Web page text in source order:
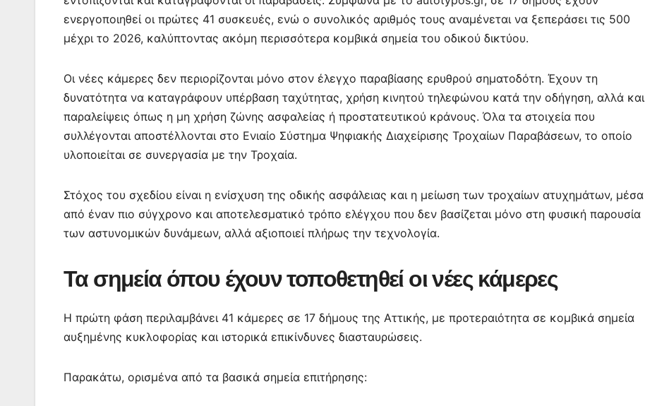
ενεργοποιηθεί οι πρώτες 41 συσκευές, ενώ ο συνολικός αριθμός τους αναμένεται να ξεπεράσει τις 500
μέχρι το 2026, καλύπτοντας ακόμη περισσότερα κομβικά σημεία του οδικού δικτύου.
Οι νέες κάμερες δεν περιορίζονται μόνο στον έλεγχο παραβίασης ερυθρού σηματοδότη. Έχουν τη
δυνατότητα να καταγράφουν υπέρβαση ταχύτητας, χρήση κινητού τηλεφώνου κατά την οδήγηση, αλλά και
παραλείψεις όπως η μη χρήση ζώνης ασφαλείας ή προστατευτικού κράνους. Όλα τα στοιχεία που
συλλέγονται αποστέλλονται στο Ενιαίο Σύστημα Ψηφιακής Διαχείρισης Τροχαίων Παραβάσεων, το οποίο
υλοποιείται σε συνεργασία με την Τροχαία.
Στόχος του σχεδίου είναι η ενίσχυση της οδικής ασφάλειας και η μείωση των τροχαίων ατυχημάτων, μέσα
από έναν πιο σύγχρονο και αποτελεσματικό τρόπο ελέγχου που δεν βασίζεται μόνο στη φυσική παρουσία
των αστυνομικών δυνάμεων, αλλά αξιοποιεί πλήρως την τεχνολογία.
Τα σημεία όπου έχουν τοποθετηθεί οι νέες κάμερες
Η πρώτη φάση περιλαμβάνει 41 κάμερες σε 17 δήμους της Αττικής, με προτεραιότητα σε κομβικά σημεία
αυξημένης κυκλοφορίας και ιστορικά επικίνδυνες διασταυρώσεις.
Παρακάτω, ορισμένα από τα βασικά σημεία επιτήρησης: